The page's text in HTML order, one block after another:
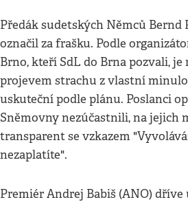
Předák sudetských Němců Bernd
označil za frašku. Podle
Brno, kteří SdL do Brna pozvali,
projevem strachu z vlastní
uskuteční podle plánu. Poslanci
Sněmovny nezúčastnili, na jejich
transparent se vzkazem
nezaplatíte".
Premiér Andrej Babiš (ANO) dříve